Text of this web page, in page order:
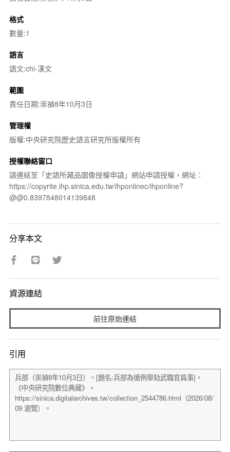
格式
數量:1
語言
語文:chi-漢文
範圍
責任日期:崇禎8年10月3日
管理權
版權:中央研究院歷史語言研究所版權所有
授權聯絡窗口
請連結至「史語所藏品圖像授權申請」網站申請授權，網址：
https://copyrite.ihp.sinica.edu.tw/ihponlinec/ihponline?
@@0.8397848014139848
分享本文
資源連結
前往原始連結
引用